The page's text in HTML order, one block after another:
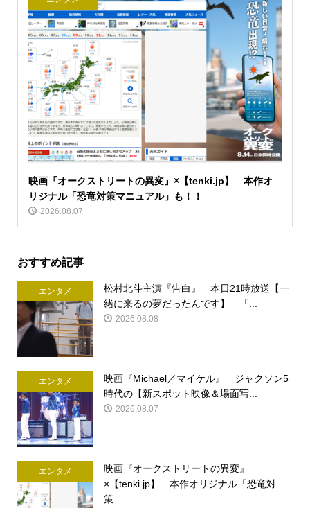
映画『オークストリートの異変』×【tenki.jp】 本作オ
リジナル「恐竜対策マニュアル」も！！
2026.08.07
おすすめ記事
エンタメ
松村北斗主演『告白』 本日21時放送【一
緒に来るの夢だったんです】 「...
2026.08.08
エンタメ
映画『Michael／マイケル』 ジャクソン5
時代の【新スポット映像＆場面写...
2026.08.07
エンタメ
映画『オークストリートの異変』
×【tenki.jp】 本作オリジナル「恐竜対
策...